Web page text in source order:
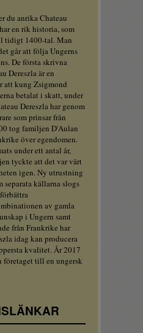
du anrika Chateau
en rik historia, som
tidigt 1400-tal. Man
går att följa Ungerns
De första skrivna
Dereszla är en
att kung Zsigmond
betalat i skatt, under
Dereszla har genom
som prinsar från
tog familjen D'Aulan
över egendomen.
under ett antal år,
tyckte att det var värt
igen. Ny utrustning
separata källarna slogs
av gamla
i Ungern samt
från Frankrike har
idag kan producera
kvalitet. År 2017
till en ungersk